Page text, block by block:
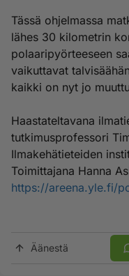
Tässä ohjelmassa
lähes 30 kilometrin
polaaripyörteeseen
vaikuttavat
kaikki on nyt jo
Haastateltavana
tutkimusprofessori
Ilmakehätieteiden
Toimittajana Hanna
https://areena.yle.fi/
Äänestä